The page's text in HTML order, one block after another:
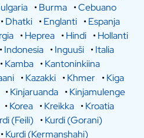
•Burma •Cebuano
•Dhatki •Englanti •Espanja
•Heprea •Hindi •Hollanti
•Indonesia •Inguuši •Italia
•Kamba •Kantoninkiina
•Kazakki •Khmer •Kiga
•Kinjaruanda •Kinjamulenge
•Korea •Kreikka •Kroatia
(Feili) •Kurdi (Gorani)
•Kurdi (Kermanshahi)